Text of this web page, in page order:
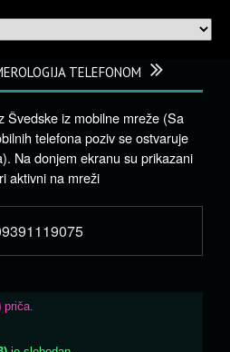
TELEFONOM
Švedske iz mobilne mreže (Sa
telefona poziv se ostvaruje
Na donjem ekranu su prikazani
aktivni na mreži